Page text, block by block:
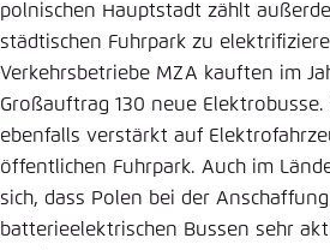
polnischen Hauptstadt zählt
städtischen Fuhrpark zu
Verkehrsbetriebe MZA kauften im
Großauftrag 130 neue Elektrobusse.
ebenfalls verstärkt auf
öffentlichen Fuhrpark. Auch im
sich, dass Polen bei der
batterieelektrischen Bussen sehr